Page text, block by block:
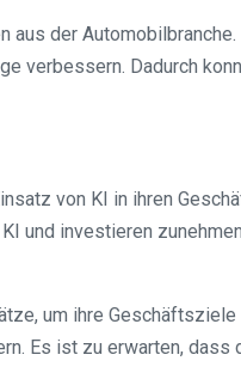
aus der
verbessern. Dadurch
von KI in ihren
und investieren
um ihre
Es ist zu erwarten, dass